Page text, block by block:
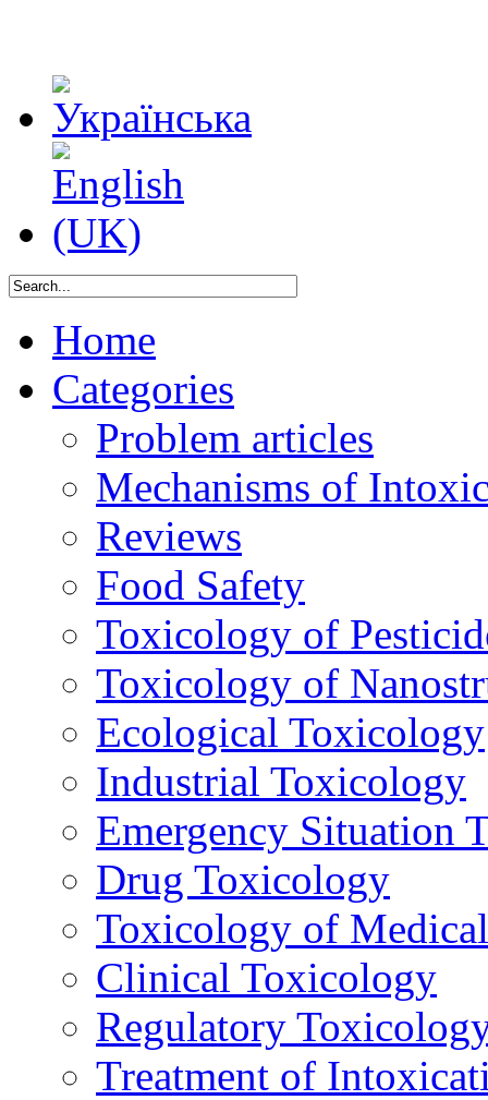
Home
Categories
Problem articles
Mechanisms of
Reviews
Food Safety
Toxicology of
Toxicology of
Ecological Toxicology
Industrial Toxicology
Emergency Situation
Drug Toxicology
Toxicology of
Clinical Toxicology
Regulatory
Treatment of